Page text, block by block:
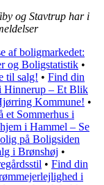
og Stavtrup har i
af boligmarkedet:
og Boligstatistik •
til salg! • Find din
– Et Blik
Kommune! •
et Sommerhus i
i Hammel – Se
på Boligsiden
i Brønshøj •
• Find din
i